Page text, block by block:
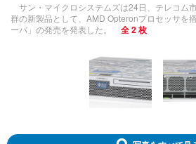
サン・マイクロシステムズは24日、テレコム
群の新製品として、AMD Opteronプロセッサを
ーバ」の発売を発表した。
全 2 枚